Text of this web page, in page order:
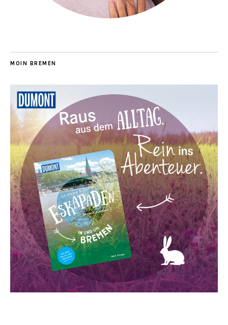
MOIN BREMEN